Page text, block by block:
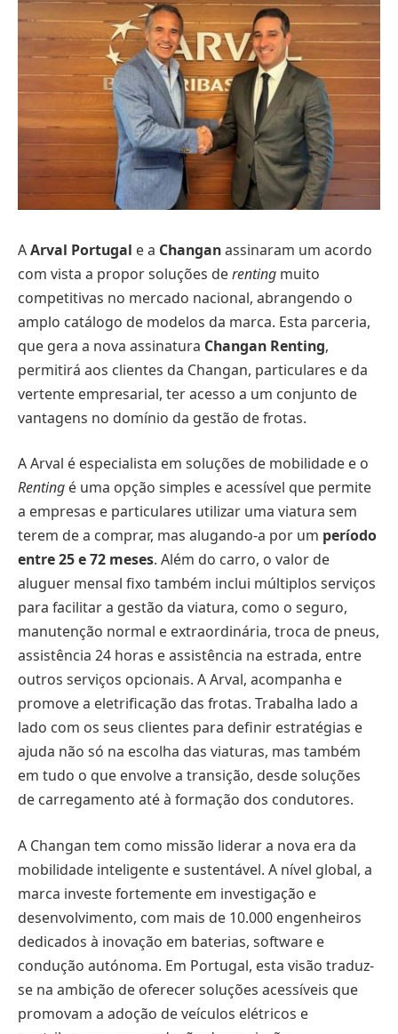
AArval Portugal e a Changanassinaram um acordo
com vista a propor soluções derenting muito
competitivas no mercado nacional, abrangendo o
amplo catálogo de modelos da marca. Esta parceria,
que gera a nova assinatura Changan Renting,
permitirá aos clientes da Changan, particulares e da
vertente empresarial, ter acesso a um conjunto de
vantagens no domínio da gestão de frotas.
A Arval é especialista em soluções de mobilidade e o
Renting é uma opção simples e acessível que permite
a empresas e particulares utilizar uma viatura sem
terem de a comprar, mas alugando-a por um período
entre 25 e 72 meses. Além do carro, o valor de
aluguer mensal fixo também inclui múltiplos serviços
para facilitar a gestão da viatura, como o seguro,
manutenção normal e extraordinária, troca de pneus,
assistência 24 horas e assistência na estrada, entre
outros serviços opcionais. A Arval, acompanha e
promove a eletrificação das frotas. Trabalha lado a
lado com os seus clientes para definir estratégias e
ajuda não só na escolha das viaturas, mas também
em tudo o que envolve a transição, desde soluções
de carregamento até à formação dos condutores.
A Changan tem como missão liderar a nova era da
mobilidade inteligente e sustentável. A nível global, a
marca investe fortemente em investigação e
desenvolvimento, com mais de 10.000 engenheiros
dedicados à inovação em baterias, software e
condução autónoma. Em Portugal, esta visão traduz-
se na ambição de oferecer soluções acessíveis que
promovam a adoção de veículos elétricos e